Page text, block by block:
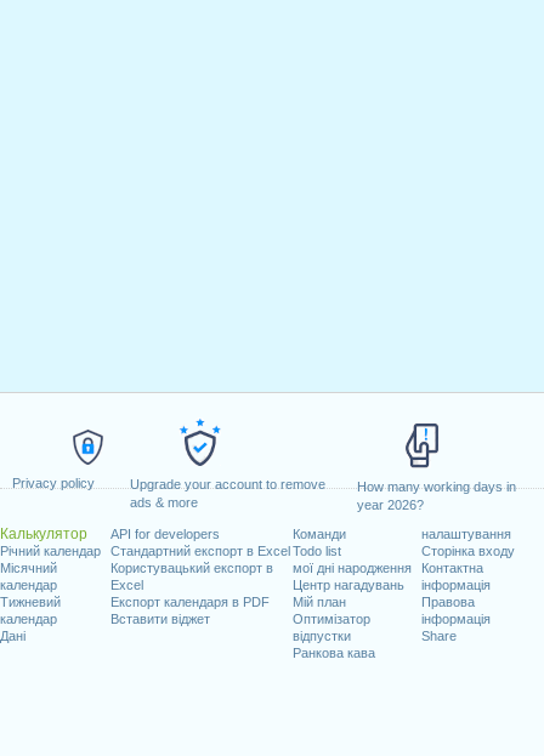
Privacy policy
Upgrade your account to remove
ads & more
How many working days in
year 2026?
Калькулятор
Річний календар
Місячний
календар
Тижневий
календар
Дані
API for developers
Стандартний експорт в Excel
Користувацький експорт в
Excel
Експорт календаря в PDF
Вставити віджет
Команди
Todo list
мої дні народження
Центр нагадувань
Мій план
Оптимізатор
відпустки
Ранкова кава
налаштування
Сторінка входу
Контактна
інформація
Правова
інформація
Share